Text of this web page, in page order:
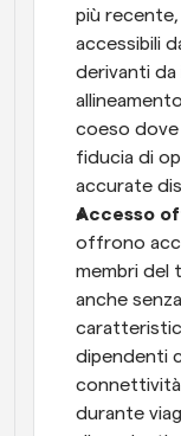
più
accessibili
derivanti da
coeso dove
fiducia di
accurate
Accesso
offrono
membri del
anche
dipendenti
durante